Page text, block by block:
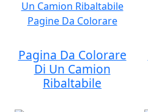
Pagina Da Colorare
Di Un Camion
Ribaltabile